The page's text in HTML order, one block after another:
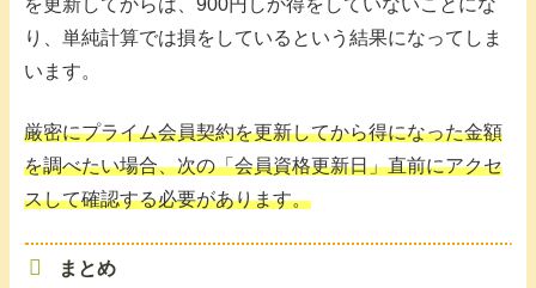
を更新してからは、900円しか得をしていないことにな
り、単純計算では損をしているという結果になってしま
います。
厳密にプライム会員契約を更新してから得になった金額
を調べたい場合、次の「会員資格更新日」直前にアクセ
スして確認する必要があります。
まとめ